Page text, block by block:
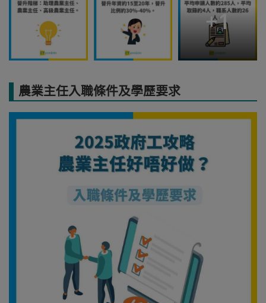
+1
農業主任入職條件及學歷要求